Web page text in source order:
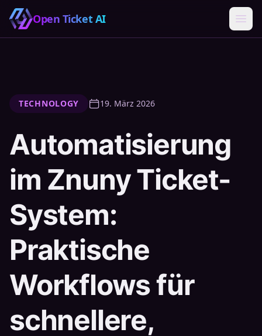
Open Ticket AI
TECHNOLOGY 19. März 2026
Automatisierung
im Znuny Ticket-
System:
Praktische
Workflows für
schnellere,